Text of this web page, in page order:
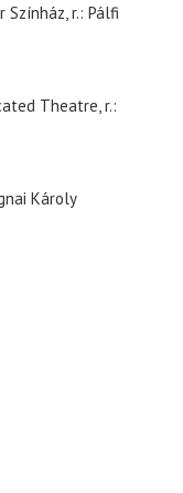
Színház, r.: Pálfi
Theatre, r.:
Károly